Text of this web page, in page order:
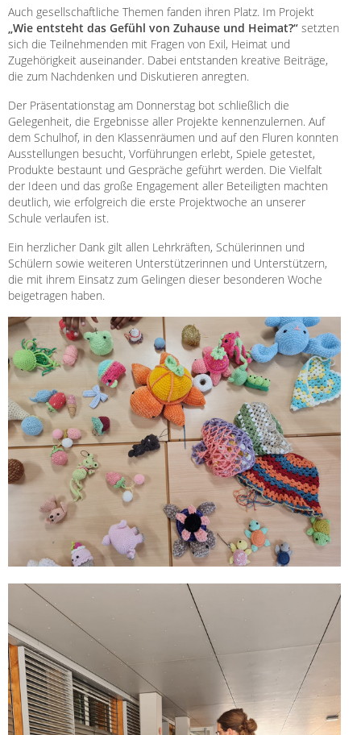
Auch gesellschaftliche Themen fanden ihren Platz. Im Projekt
„Wie entsteht das Gefühl von Zuhause und Heimat?“ setzten
sich die Teilnehmenden mit Fragen von Exil, Heimat und
Zugehörigkeit auseinander. Dabei entstanden kreative Beiträge,
die zum Nachdenken und Diskutieren anregten.
Der Präsentationstag am Donnerstag bot schließlich die
Gelegenheit, die Ergebnisse aller Projekte kennenzulernen. Auf
dem Schulhof, in den Klassenräumen und auf den Fluren konnten
Ausstellungen besucht, Vorführungen erlebt, Spiele getestet,
Produkte bestaunt und Gespräche geführt werden. Die Vielfalt
der Ideen und das große Engagement aller Beteiligten machten
deutlich, wie erfolgreich die erste Projektwoche an unserer
Schule verlaufen ist.
Ein herzlicher Dank gilt allen Lehrkräften, Schülerinnen und
Schülern sowie weiteren Unterstützerinnen und Unterstützern,
die mit ihrem Einsatz zum Gelingen dieser besonderen Woche
beigetragen haben.